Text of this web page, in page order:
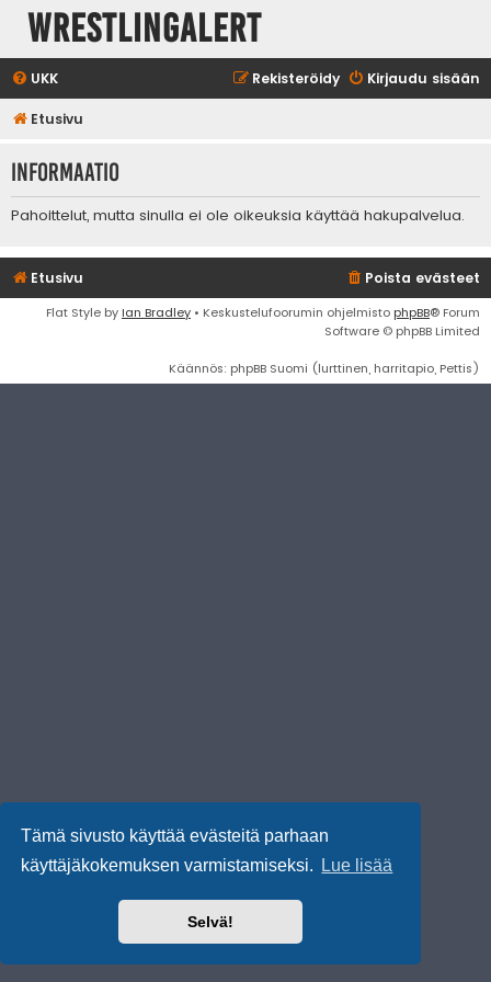
Tämä sivusto käyttää evästeitä parhaan
käyttäjäkokemuksen varmistamiseksi.
Lue lisää
Selvä!
WrestlingAlert
UKK Kirjaudu sisään
Rekisteröidy
Etusivu
Informaatio
Pahoittelut, mutta sinulla ei ole oikeuksia käyttää hakupalvelua.
Etusivu Poista evästeet
Flat Style by Ian Bradley • Keskustelufoorumin ohjelmisto phpBB® Forum
Software © phpBB Limited
Käännös: phpBB Suomi (lurttinen, harritapio, Pettis)